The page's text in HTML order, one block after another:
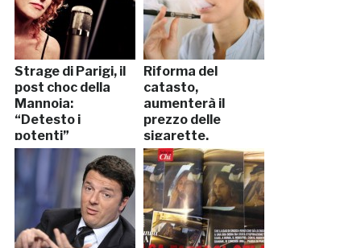
Strage di Parigi, il
post choc della
Mannoia:
“Detesto i
potenti”
Riforma del
catasto,
aumenterà il
prezzo delle
sigarette.
Baretta:
“Provvedimento
equilibrato”